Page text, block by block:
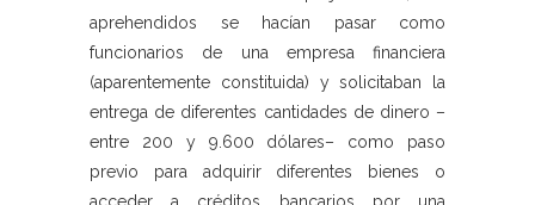
aprehendidos se hacían pasar como
funcionarios de una empresa financiera
(aparentemente constituida) y solicitaban la
entrega de diferentes cantidades de dinero –
entre 200 y 9.600 dólares– como paso
previo para adquirir diferentes bienes o